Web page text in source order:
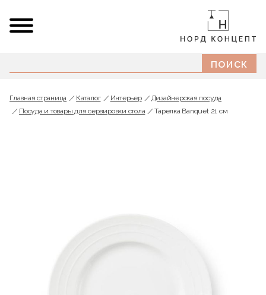
Главная страница Каталог Интерьер
Дизайнерская посуда
Посуда и товары для сервировки стола
Тарелка Banquet 21 см